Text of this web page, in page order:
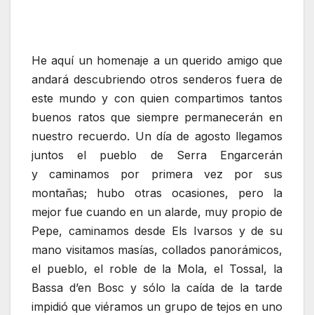
He aquí un homenaje a un querido amigo que
andará descubriendo otros senderos fuera de
este mundo y con quien compartimos tantos
buenos ratos que siempre permanecerán en
nuestro recuerdo. Un día de agosto llegamos
juntos el pueblo de Serra Engarcerán
y caminamos por primera vez por sus
montañas; hubo otras ocasiones, pero la
mejor fue cuando en un alarde, muy propio de
Pepe, caminamos desde Els Ivarsos y de su
mano visitamos masías, collados panorámicos,
el pueblo, el roble de la Mola, el Tossal, la
Bassa d’en Bosc y sólo la caída de la tarde
impidió que viéramos un grupo de tejos en uno